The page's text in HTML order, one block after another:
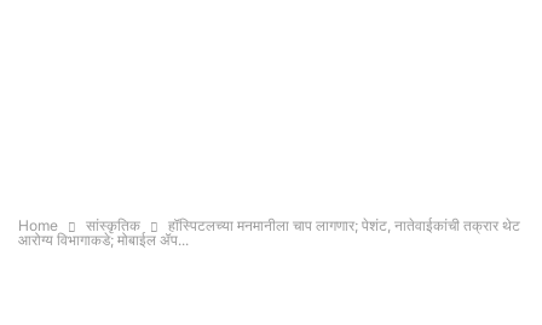
Home सांस्कृतिक
हॉस्पिटलच्या मनमानीला चाप लागणार; पेशंट, नातेवाईकांची तक्रार थेट
आरोग्य विभागाकडे; मोबाईल ॲप...